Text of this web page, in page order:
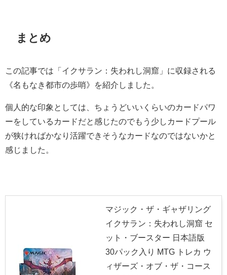
まとめ
この記事では「イクサラン：失われし洞窟」に収録される
《名もなき都市の歩哨》を紹介しました。
個人的な印象としては、ちょうどいいくらいのカードパワ
ーをしているカードだと感じたのでもう少しカードプール
が狭ければかなり活躍できそうなカードなのではないかと
感じました。
マジック・ザ・ギャザリング
イクサラン：失われし洞窟 セ
ット・ブースター 日本語版
30パック入り MTG トレカ ウ
ィザーズ・オブ・ザ・コース